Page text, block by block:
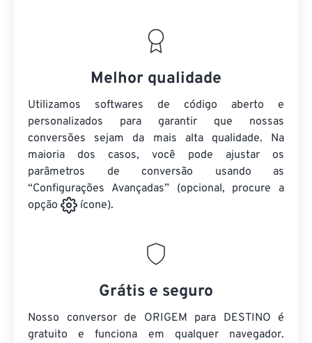
Melhor qualidade
Utilizamos softwares de código aberto e
personalizados para garantir que nossas
conversões sejam da mais alta qualidade. Na
maioria dos casos, você pode ajustar os
parâmetros de conversão usando as
“Configurações Avançadas” (opcional, procure a
opção
ícone).
Grátis e seguro
Nosso conversor de ORIGEM para DESTINO é
gratuito e funciona em qualquer navegador.